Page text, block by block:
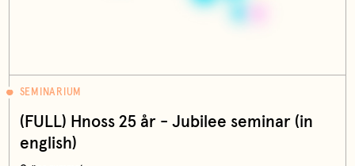
SEMINARIUM
(FULL) Hnoss 25 år - Jubilee seminar (in
english)